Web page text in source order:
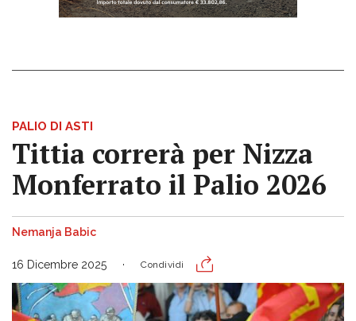
PALIO DI ASTI
Tittia correrà per Nizza
Monferrato il Palio 2026
Nemanja Babic
16 Dicembre 2025 Condividi